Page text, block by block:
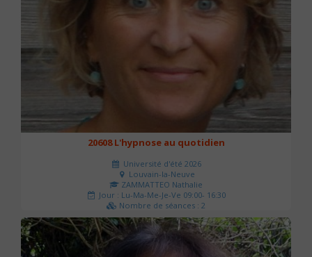
20608 L'hypnose au quotidien
Université d'été 2026
Louvain-la-Neuve
ZAMMATTEO Nathalie
Jour : Lu-Ma-Me-Je-Ve 09:00- 16:30
Nombre de séances : 2
140 €